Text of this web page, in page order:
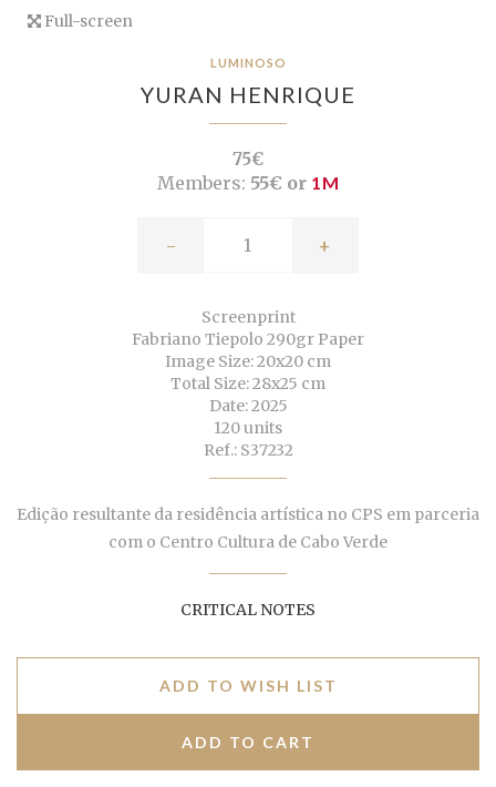
Full-screen
LUMINOSO
YURAN HENRIQUE
75€
Members: 55€ or 1M
- +
Screenprint
Fabriano Tiepolo 290gr Paper
Image Size: 20x20 cm
Total Size: 28x25 cm
Date: 2025
120 units
Ref.: S37232
Edição resultante da residência artística no CPS em parceria
com o Centro Cultura de Cabo Verde
CRITICAL NOTES
ADD TO WISH LIST